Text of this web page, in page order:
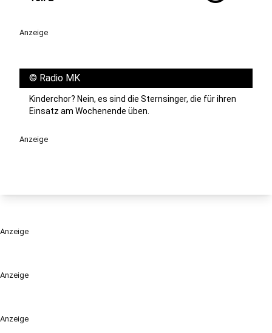
Anzeige
Anzeige
Anzeige
© Radio MK
Kinderchor? Nein, es sind die Sternsinger, die für ihren
Einsatz am Wochenende üben.
Anzeige
Anzeige